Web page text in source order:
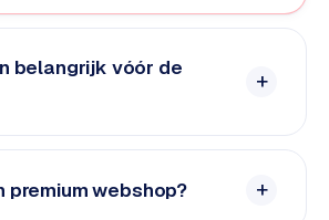
belangrijk vóór de
premium webshop?